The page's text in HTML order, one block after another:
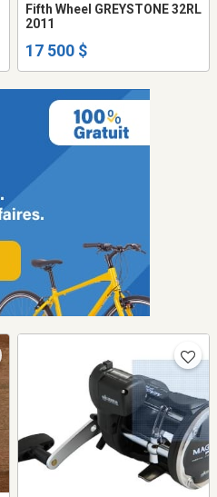
Fifth Wheel GREYSTONE 32RL
2011
17 500 $